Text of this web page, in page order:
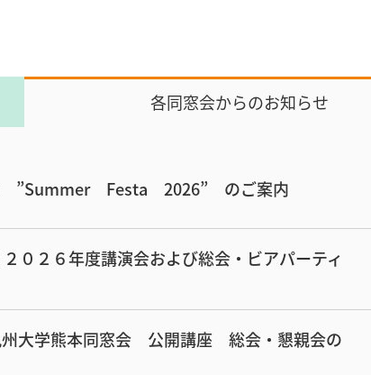
各同窓会からのお知らせ
”Summer Festa 2026” のご案内
０２６年度講演会および総会・ビアパーティ
大学熊本同窓会 公開講座 総会・懇親会の